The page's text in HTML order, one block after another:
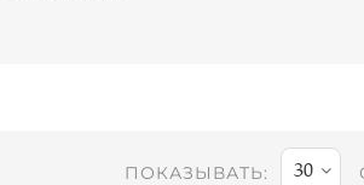
ПОКАЗЫВАТЬ: 30